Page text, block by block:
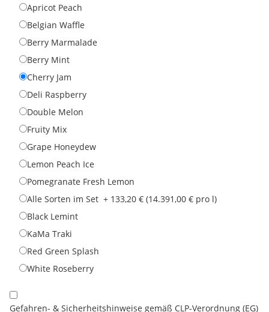
Apricot Peach
Belgian Waffle
Berry Marmalade
Berry Mint
Cherry Jam
Deli Raspberry
Double Melon
Fruity Mix
Grape Honeydew
Lemon Peach Ice
Pomegranate Fresh Lemon
Alle Sorten im Set + 133,20 € (14.391,00 € pro l)
Black Lemint
KaMa Traki
Red Green Splash
White Roseberry
Gefahren- & Sicherheitshinweise gemäß CLP-Verordnung (EG)